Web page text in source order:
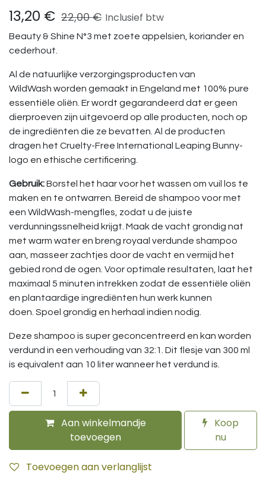
13,20 € 22,00€ Inclusief btw
Beauty & Shine N°3 met zoete appelsien, koriander en
cederhout.
Al de natuurlijke verzorgingsproducten van
WildWash worden gemaakt in Engeland met 100% pure
essentiële oliën. Er wordt gegarandeerd dat er geen
dierproeven zijn uitgevoerd op alle producten, noch op
de ingrediënten die ze bevatten. Al de producten
dragen het Cruelty-Free International Leaping Bunny-
logo en ethische certificering.
Gebruik:Borstel het haar voor het wassen om vuil los te
maken en te ontwarren. Bereid de shampoo voor met
een WildWash-mengfles, zodat u de juiste
verdunningssnelheid krijgt. Maak de vacht grondig nat
met warm water en breng royaal verdunde shampoo
aan, masseer zachtjes door de vacht en vermijd het
gebied rond de ogen. Voor optimale resultaten, laat het
maximaal 5 minuten intrekken zodat de essentiële oliën
en plantaardige ingrediënten hun werk kunnen
doen. Spoel grondig en herhaal indien nodig.
Deze shampoo is super geconcentreerd en kan worden
verdund in een verhouding van 32:1. Dit flesje van 300 ml
is equivalent aan 10 liter wanneer het verdund is.
Aan winkelmandje
toevoegen
Koop
nu
Toevoegen aan verlanglijst